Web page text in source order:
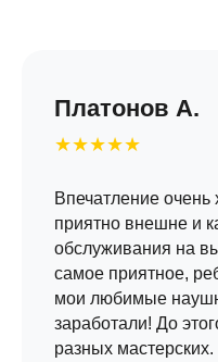
Платонов А.
★★★★★
Впечатление
приятно внешне и
обслуживания на
самое приятное,
мои любимые
заработали! До
разных